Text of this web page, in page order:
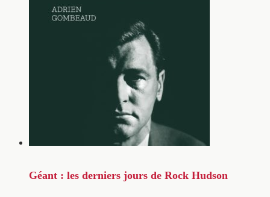
Géant : les derniers jours de Rock Hudson